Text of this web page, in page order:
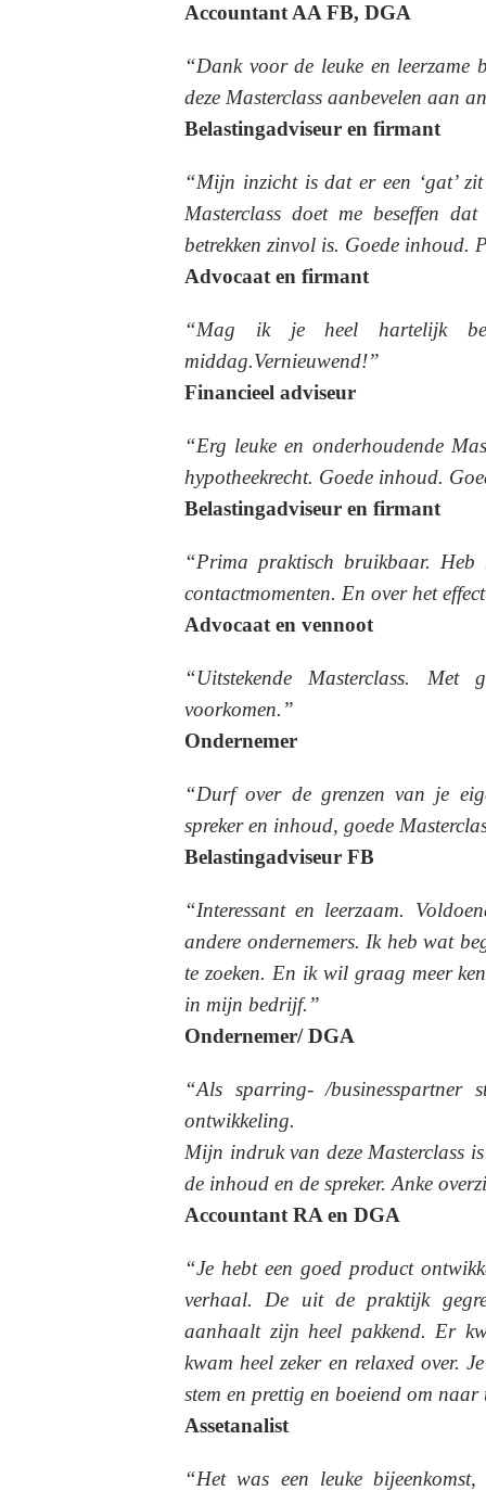
Accountant AA FB, DGA
“Dank voor de leuke en leerzame
deze Masterclass aanbevelen aan
Belastingadviseur en firmant
“Mijn inzicht is dat er een ‘gat’
Masterclass doet me beseffen
betrekken zinvol is. Goede inhoud.
Advocaat en firmant
“Mag ik je heel hartelijk
middag.Vernieuwend!”
Financieel adviseur
“Erg leuke en onderhoudende
hypotheekrecht. Goede inhoud.
Belastingadviseur en firmant
“Prima praktisch bruikbaar. Heb
contactmomenten. En over het
Advocaat en vennoot
“Uitstekende Masterclass.
voorkomen.”
Ondernemer
“Durf over de grenzen van je
spreker en inhoud, goede
Belastingadviseur FB
“Interessant en leerzaam.
andere ondernemers. Ik heb wat
te zoeken. En ik wil graag meer
in mijn bedrijf.”
Ondernemer/ DGA
“Als sparring- /businesspartner
ontwikkeling.
Mijn indruk van deze Masterclass
de inhoud en de spreker. Anke
Accountant RA en DGA
“Je hebt een goed product
verhaal. De uit de praktijk
aanhaalt zijn heel pakkend. Er
kwam heel zeker en relaxed over.
stem en prettig en boeiend om naar
Assetanalist
“Het was een leuke